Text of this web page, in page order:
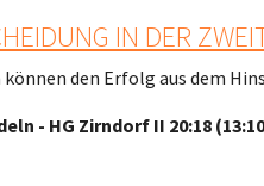
IN DER
können den Erfolg aus dem
- HG Zirndorf II 20:18